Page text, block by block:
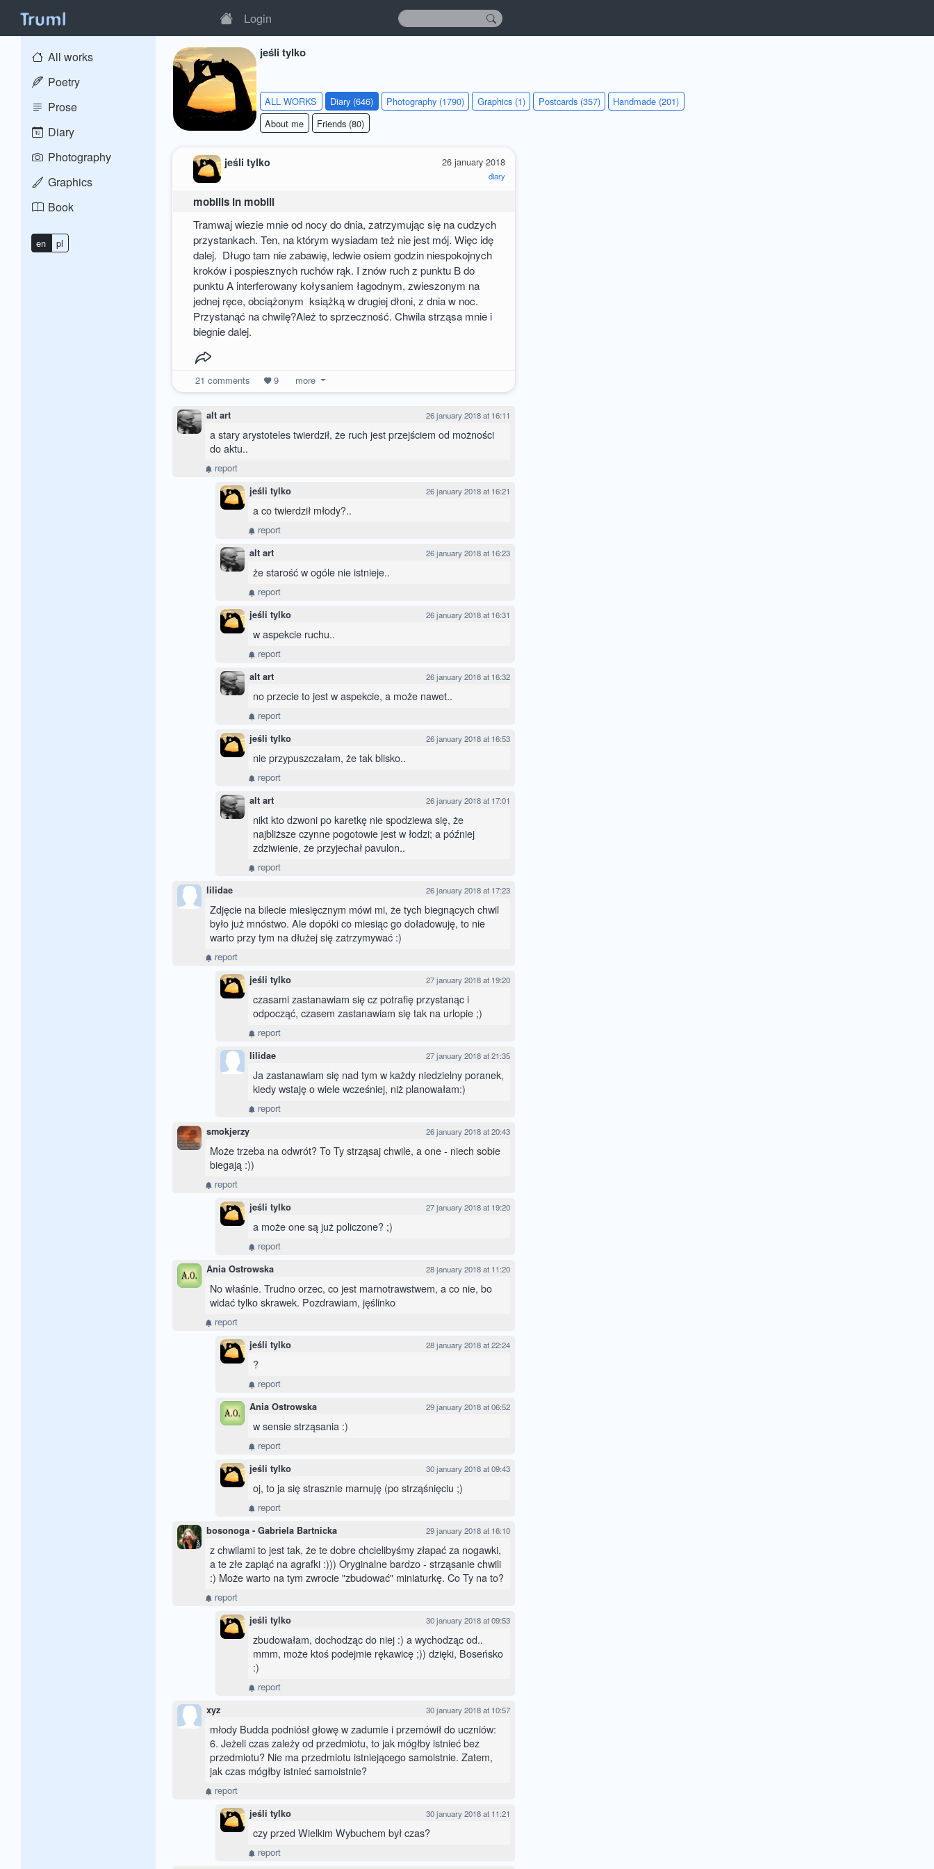
Login
All works
Poetry
Prose
Diary
Photography
Graphics
Book
en pl
jeśli tylko
ALL WORKS Diary (646) Photography (1790) Graphics (1) Postcards (357)
Handmade (201)
About me
Friends (80)
26 january 2018
diary
jeśli tylko
mobilis in mobili
Tramwaj wiezie mnie od nocy do dnia, zatrzymując się na cudzych
przystankach. Ten, na którym wysiadam też nie jest mój. Więc idę
dalej. Długo tam nie zabawię, ledwie osiem godzin niespokojnych
kroków i pospiesznych ruchów rąk. I znów ruch z punktu B do
punktu A interferowany kołysaniem łagodnym, zwieszonym na
jednej ręce, obciążonym książką w drugiej dłoni, z dnia w noc.
Przystanąć na chwilę?Ależ to sprzeczność. Chwila strząsa mnie i
biegnie dalej.
21 comments 9 more
alt art 26 january 2018 at 16:11
a stary arystoteles twierdził, że ruch jest przejściem od możności
do aktu..
report
jeśli tylko 26 january 2018 at 16:21
a co twierdził młody?..
report
alt art 26 january 2018 at 16:23
że starość w ogóle nie istnieje..
report
jeśli tylko 26 january 2018 at 16:31
w aspekcie ruchu..
report
alt art 26 january 2018 at 16:32
no przecie to jest w aspekcie, a może nawet..
report
jeśli tylko 26 january 2018 at 16:53
nie przypuszczałam, że tak blisko..
report
alt art 26 january 2018 at 17:01
nikt kto dzwoni po karetkę nie spodziewa się, że
najbliższe czynne pogotowie jest w łodzi; a później
zdziwienie, że przyjechał pavulon..
report
lilidae 26 january 2018 at 17:23
Zdjęcie na bilecie miesięcznym mówi mi, że tych biegnących chwil
było już mnóstwo. Ale dopóki co miesiąc go doładowuję, to nie
warto przy tym na dłużej się zatrzymywać :)
report
jeśli tylko 27 january 2018 at 19:20
czasami zastanawiam się cz potrafię przystanąc i
odpocząć, czasem zastanawiam się tak na urlopie ;)
report
lilidae 27 january 2018 at 21:35
Ja zastanawiam się nad tym w każdy niedzielny poranek,
kiedy wstaję o wiele wcześniej, niż planowałam:)
report
smokjerzy 26 january 2018 at 20:43
Może trzeba na odwrót? To Ty strząsaj chwile, a one - niech sobie
biegają :))
report
jeśli tylko 27 january 2018 at 19:20
a może one są już policzone? ;)
report
Ania Ostrowska 28 january 2018 at 11:20
No właśnie. Trudno orzec, co jest marnotrawstwem, a co nie, bo
widać tylko skrawek. Pozdrawiam, jęślinko
report
jeśli tylko 28 january 2018 at 22:24
?
report
Ania Ostrowska 29 january 2018 at 06:52
w sensie strząsania :)
report
jeśli tylko 30 january 2018 at 09:43
oj, to ja się strasznie marnuję (po strząśnięciu ;)
report
bosonoga - Gabriela Bartnicka 29 january 2018 at 16:10
z chwilami to jest tak, że te dobre chcielibyśmy złapać za nogawki,
a te złe zapiąć na agrafki :))) Oryginalne bardzo - strząsanie chwili
:) Może warto na tym zwrocie "zbudować" miniaturkę. Co Ty na to?
report
jeśli tylko 30 january 2018 at 09:53
zbudowałam, dochodząc do niej :) a wychodząc od..
mmm, może ktoś podejmie rękawicę ;)) dzięki, Boseńsko
:)
report
xyz 30 january 2018 at 10:57
młody Budda podniósł głowę w zadumie i przemówił do uczniów:
6. Jeżeli czas zależy od przedmiotu, to jak mógłby istnieć bez
przedmiotu? Nie ma przedmiotu istniejącego samoistnie. Zatem,
jak czas mógłby istnieć samoistnie?
report
jeśli tylko 30 january 2018 at 11:21
czy przed Wielkim Wybuchem był czas?
report